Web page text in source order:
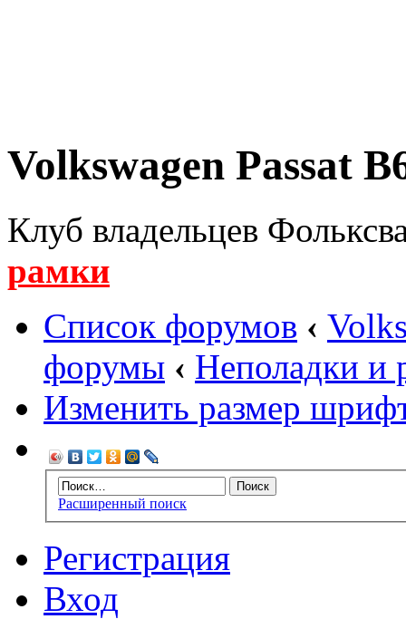
Volkswagen Passat
Клуб владельцев
рамки
Список форумов ‹
форумы ‹ Неполадки и
Изменить размер
Расширенный поиск
Регистрация
Вход